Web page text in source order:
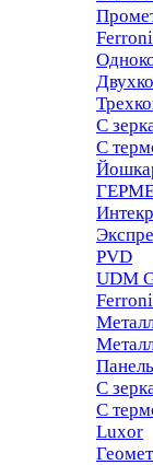
С
С
PVD
UDM
С
С
Luxor